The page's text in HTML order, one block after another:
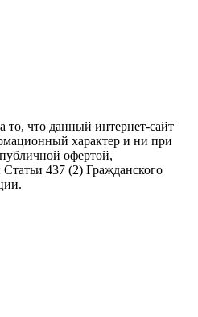
что данный интернет-сайт
характер и ни при
офертой,
437 (2) Гражданского